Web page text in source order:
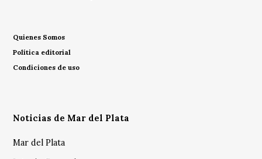
Quienes Somos
Política editorial
Condiciones de uso
Noticias de Mar del Plata
Mar del Plata